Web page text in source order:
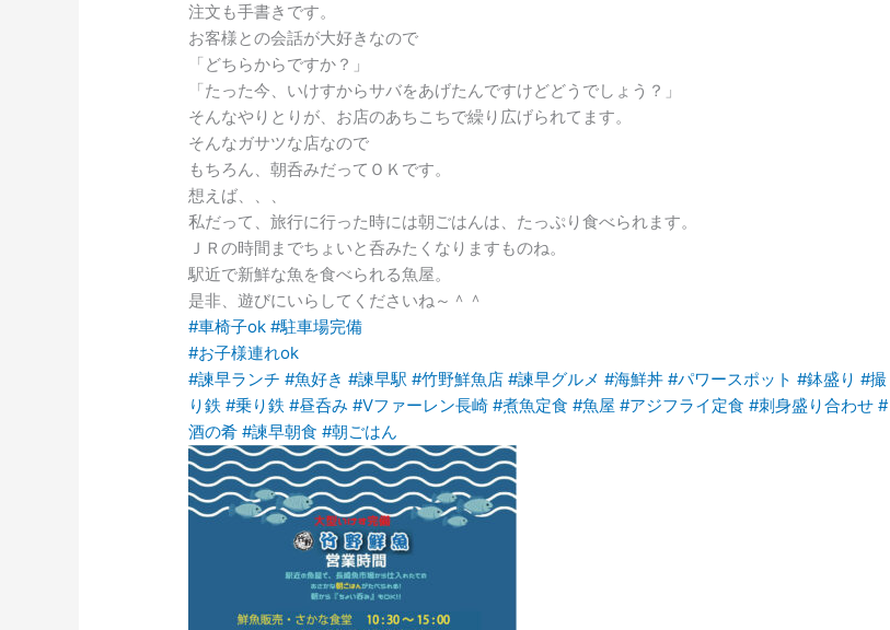
注文も手書きです。
お客様との会話が大好きなので
「どちらからですか？」
「たった今、いけすからサバをあげたんですけどどうでしょう？」
そんなやりとりが、お店のあちこちで繰り広げられてます。
そんなガサツな店なので
もちろん、朝呑みだってＯＫです。
想えば、、、
私だって、旅行に行った時には朝ごはんは、たっぷり食べられます。
ＪＲの時間までちょいと呑みたくなりますものね。
駅近で新鮮な魚を食べられる魚屋。
是非、遊びにいらしてくださいね～＾＾
#車椅子ok #駐車場完備
#お子様連れok
#諫早ランチ #魚好き #諫早駅 #竹野鮮魚店 #諫早グルメ #海鮮丼 #パワースポット #鉢盛り #撮
り鉄 #乗り鉄 #昼呑み #Vファーレン長崎 #煮魚定食 #魚屋 #アジフライ定食 #刺身盛り合わせ #
酒の肴 #諫早朝食 #朝ごはん